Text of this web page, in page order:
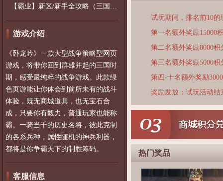
【霸业】新区/新手全攻略（三国通用）2
游戏介绍
《卧龙吟》一款大型战争策略型网页
游戏，将带你回到群雄并起的三国时
期，感受最纯粹的战争游戏。此款绿
色页游能让你体会到前所未有的战斗
体验，既无商城道具，也无宝石合
成，只要你有毅力，普通玩家也能称
霸。一骑当千的历史名将，彼此克制
的各系兵种，属性随机的神兵利器，
都将是你争霸天下的制胜筹码。
客服信息
试玩期间，排名前10
第一名额外奖励15000
第二名额外奖励8000积
第三名额外奖励5000积
第四-十名额外奖励
奖励发放：试玩活动
热门奖品